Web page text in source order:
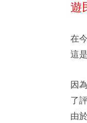
遊
在
這
因
了
由